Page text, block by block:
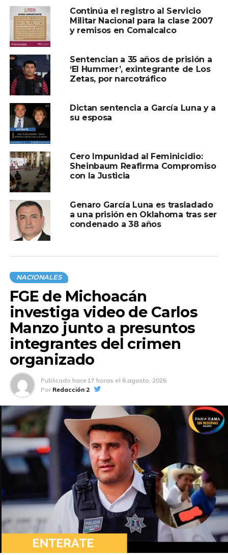
TEMAS RELACIONADOS:
OCTUBRE
PORTADA SENTENCIA
A CONTINUACIÓN
Prohibición de importación de aguacate
mexicano por EE. UU., generará pérdidas de
52 mdd semanales
NO TE PIERDAS
OPS Reconoce a México por promoción de
donación voluntaria de sangre
Continúa el registro al Servicio
Militar Nacional para la clase 2007
y remisos en Comalcalco
Sentencian a 35 años de prisión a
‘El Hummer’, exintegrante de Los
Zetas, por narcotráfico
Dictan sentencia a García Luna y a
su esposa
Cero Impunidad al Feminicidio:
Sheinbaum Reafirma Compromiso
con la Justicia
Genaro García Luna es trasladado
a una prisión en Oklahoma tras ser
condenado a 38 años
NACIONALES
FGE de Michoacán
investiga video de Carlos
Manzo junto a presuntos
integrantes del crimen
organizado
Publicado hace 17 horas el 6 agosto, 2026
Por Redacción 2